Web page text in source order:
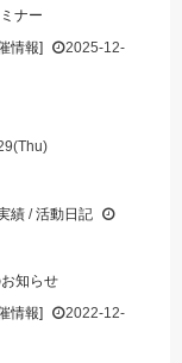
ナー
情報]
2025-12-
績 /活動日記
知らせ
情報]
2022-12-